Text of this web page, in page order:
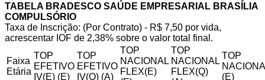
TABELA BRADESCO SAÚDE EMPRESARIAL BRASÍLIA
COMPULSÓRIO
Taxa de Inscrição: (Por Contrato) - R$ 7,50 por vida,
acrescentar IOF de 2,38% sobre o valor total final.
Faixa
Etária
TOP
EFETIVO
IV(E) (E)
TOP
EFETIVO
IV(Q) (A)
TOP
NACIONAL
FLEX(E)
TOP
NACIONAL
FLEX(Q)
TOP
(E)